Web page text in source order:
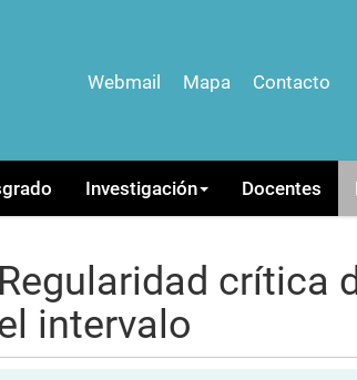
Webmail Mapa Contacto
Investigación Docentes
Regularidad crítica
intervalo